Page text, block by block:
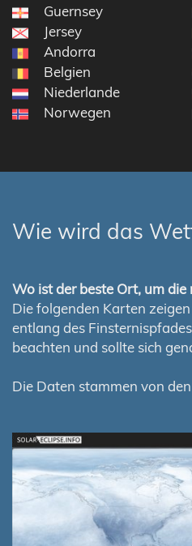
Guernsey
Jersey
Andorra
Belgien
Niederlande
Norwegen
Wie wird das
Wo ist der beste Ort, um
Die folgenden Karten
entlang des
beachten und sollte sich
Die Daten stammen von